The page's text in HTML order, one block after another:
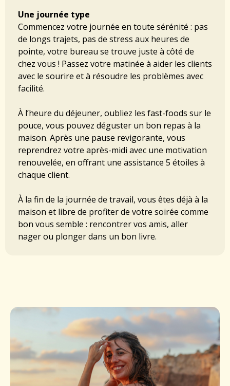
Une journée type
Commencez votre journée en toute sérénité : pas
de longs trajets, pas de stress aux heures de
pointe, votre bureau se trouve juste à côté de
chez vous ! Passez votre matinée à aider les clients
avec le sourire et à résoudre les problèmes avec
facilité.
À l’heure du déjeuner, oubliez les fast-foods sur le
pouce, vous pouvez déguster un bon repas à la
maison. Après une pause revigorante, vous
reprendrez votre après-midi avec une motivation
renouvelée, en offrant une assistance 5 étoiles à
chaque client.
À la fin de la journée de travail, vous êtes déjà à la
maison et libre de profiter de votre soirée comme
bon vous semble : rencontrer vos amis, aller
nager ou plonger dans un bon livre.